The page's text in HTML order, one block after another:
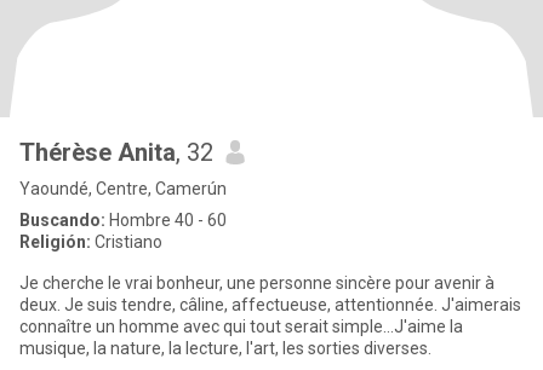
Thérèse Anita, 32
Yaoundé, Centre, Camerún
Buscando: Hombre 40 - 60
Religión: Cristiano
Je cherche le vrai bonheur, une personne sincère pour avenir à
deux. Je suis tendre, câline, affectueuse, attentionnée. J'aimerais
connaître un homme avec qui tout serait simple...J'aime la
musique, la nature, la lecture, l'art, les sorties diverses.